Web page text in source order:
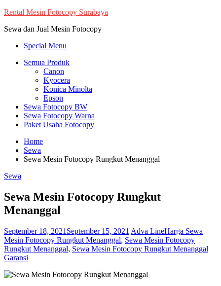
Skip
content
Rental Mesin Fotocopy Surabaya
Sewa dan Jual Mesin Fotocopy
Special Menu
Semua Produk
Canon
Kyocera
Konica Minolta
Epson
Sewa Fotocopy BW
Sewa Fotocopy Warna
Paket Usaha Fotocopy
Home
Sewa
Sewa Mesin Fotocopy Rungkut Menanggal
Sewa
Sewa Mesin Fotocopy Rungkut
Menanggal
September 18, 2021 September 15, 2021 Adva LineHarga Sewa
Mesin Fotocopy Rungkut Menanggal, Sewa Mesin Fotocopy
Rungkut Menanggal, Sewa Mesin Fotocopy Rungkut Menanggal
Garansi